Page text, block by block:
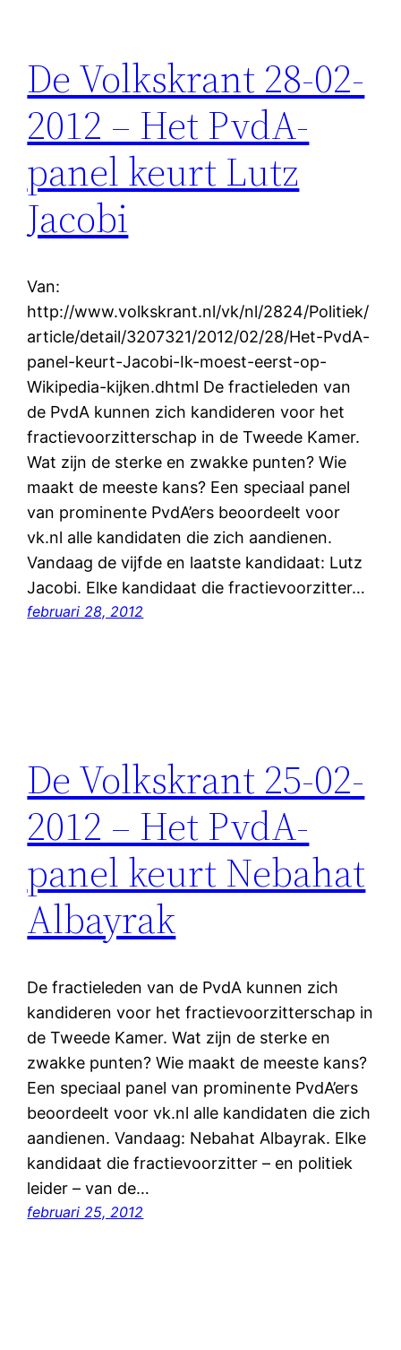
De Volkskrant 28-02-
2012 – Het PvdA-
panel keurt Lutz
Jacobi
Van:
http://www.volkskrant.nl/vk/nl/2824/Politiek/
article/detail/3207321/2012/02/28/Het-PvdA-
panel-keurt-Jacobi-Ik-moest-eerst-op-
Wikipedia-kijken.dhtml De fractieleden van
de PvdA kunnen zich kandideren voor het
fractievoorzitterschap in de Tweede Kamer.
Wat zijn de sterke en zwakke punten? Wie
maakt de meeste kans? Een speciaal panel
van prominente PvdA’ers beoordeelt voor
vk.nl alle kandidaten die zich aandienen.
Vandaag de vijfde en laatste kandidaat: Lutz
Jacobi. Elke kandidaat die fractievoorzitter…
februari 28, 2012
De Volkskrant 25-02-
2012 – Het PvdA-
panel keurt Nebahat
Albayrak
De fractieleden van de PvdA kunnen zich
kandideren voor het fractievoorzitterschap in
de Tweede Kamer. Wat zijn de sterke en
zwakke punten? Wie maakt de meeste kans?
Een speciaal panel van prominente PvdA’ers
beoordeelt voor vk.nl alle kandidaten die zich
aandienen. Vandaag: Nebahat Albayrak. Elke
kandidaat die fractievoorzitter – en politiek
leider – van de…
februari 25, 2012